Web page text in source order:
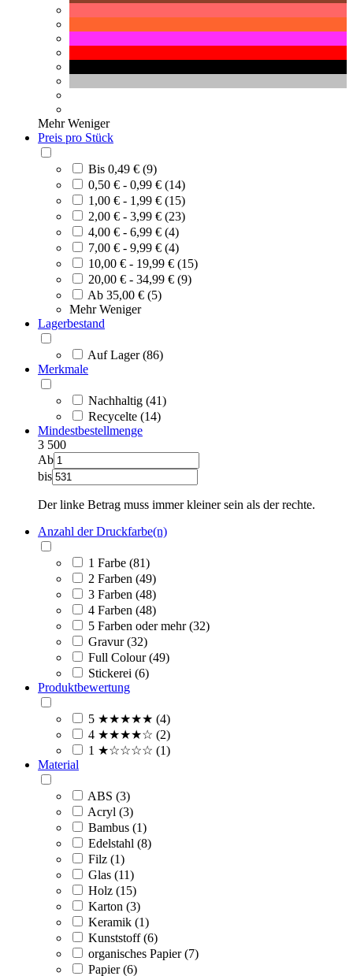
Mehr Weniger
Preis pro Stück
Bis 0,49 € (9)
0,50 € - 0,99 € (14)
1,00 € - 1,99 € (15)
2,00 € - 3,99 € (23)
4,00 € - 6,99 € (4)
7,00 € - 9,99 € (4)
10,00 € - 19,99 € (15)
20,00 € - 34,99 € (9)
Ab 35,00 € (5)
Mehr Weniger
Lagerbestand
Auf Lager (86)
Merkmale
Nachhaltig (41)
Recycelte (14)
Mindestbestellmenge
3 500
Ab
bis
Der linke Betrag muss immer kleiner sein als der rechte.
Anzahl der Druckfarbe(n)
1 Farbe (81)
2 Farben (49)
3 Farben (48)
4 Farben (48)
5 Farben oder mehr (32)
Gravur (32)
Full Colour (49)
Stickerei (6)
Produktbewertung
5 ★★★★★ (4)
4 ★★★★☆ (2)
1 ★☆☆☆☆ (1)
Material
ABS (3)
Acryl (3)
Bambus (1)
Edelstahl (8)
Filz (1)
Glas (11)
Holz (15)
Karton (3)
Keramik (1)
Kunststoff (6)
organisches Papier (7)
Papier (6)